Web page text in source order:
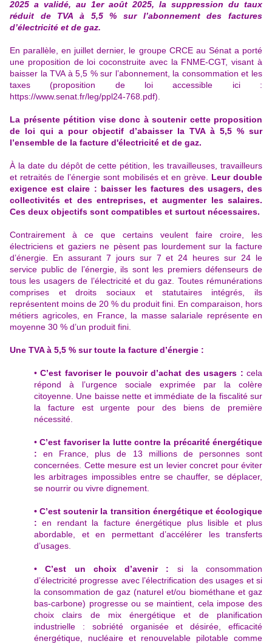
2025 a validé, au 1er août 2025, la suppression du taux
réduit de TVA à 5,5 % sur l’abonnement des factures
d’électricité et de gaz.
En parallèle, en juillet dernier, le groupe CRCE au Sénat a porté
une proposition de loi coconstruite avec la FNME-CGT, visant à
baisser la TVA à 5,5 % sur l’abonnement, la consommation et les
taxes (proposition de loi accessible ici :
https://www.senat.fr/leg/ppl24-768.pdf).
La présente pétition vise donc à soutenir cette proposition
de loi qui a pour objectif d’abaisser la TVA à 5,5 % sur
l’ensemble de la facture d'électricité et de gaz.
À la date du dépôt de cette pétition, les travailleuses, travailleurs
et retraités de l’énergie sont mobilisés et en grève. Leur double
exigence est claire : baisser les factures des usagers, des
collectivités et des entreprises, et augmenter les salaires.
Ces deux objectifs sont compatibles et surtout nécessaires.
Contrairement à ce que certains veulent faire croire, les
électriciens et gaziers ne pèsent pas lourdement sur la facture
d’énergie. En assurant 7 jours sur 7 et 24 heures sur 24 le
service public de l’énergie, ils sont les premiers défenseurs de
tous les usagers de l’électricité et du gaz. Toutes rémunérations
comprises et droits sociaux et statutaires intégrés, ils
représentent moins de 20 % du produit fini. En comparaison, hors
métiers agricoles, en France, la masse salariale représente en
moyenne 30 % d’un produit fini.
Une TVA à 5,5 % sur toute la facture d’énergie :
•C’est favoriser le pouvoir d’achat des usagers : cela
répond à l’urgence sociale exprimée par la colère
citoyenne. Une baisse nette et immédiate de la fiscalité sur
la facture est urgente pour des biens de première
nécessité.
•C’est favoriser la lutte contre la précarité énergétique
: en France, plus de 13 millions de personnes sont
concernées. Cette mesure est un levier concret pour éviter
les arbitrages impossibles entre se chauffer, se déplacer,
se nourrir ou vivre dignement.
• C’est soutenir la transition énergétique et écologique
: en rendant la facture énergétique plus lisible et plus
abordable, et en permettant d’accélérer les transferts
d’usages.
• C’est un choix d’avenir : si la consommation
d’électricité progresse avec l’électrification des usages et si
la consommation de gaz (naturel et/ou biométhane et gaz
bas-carbone) progresse ou se maintient, cela impose des
choix clairs de mix énergétique et de planification
industrielle : sobriété organisée et désirée, efficacité
énergétique, nucléaire et renouvelable pilotable comme